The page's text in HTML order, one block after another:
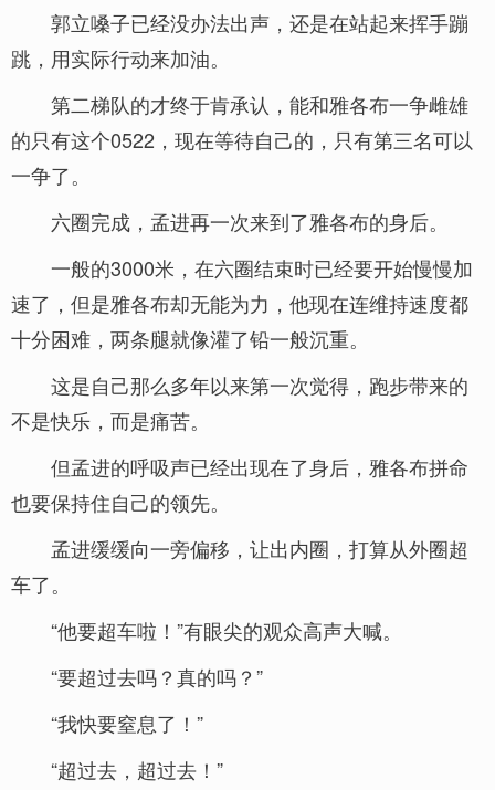
郭立嗓子已经没办法出声，还是在站起来挥手蹦
跳，用实际行动来加油。
第二梯队的才终于肯承认，能和雅各布一争雌雄
的只有这个0522，现在等待自己的，只有第三名可以
一争了。
六圈完成，孟进再一次来到了雅各布的身后。
一般的3000米，在六圈结束时已经要开始慢慢加
速了，但是雅各布却无能为力，他现在连维持速度都
十分困难，两条腿就像灌了铅一般沉重。
这是自己那么多年以来第一次觉得，跑步带来的
不是快乐，而是痛苦。
但孟进的呼吸声已经出现在了身后，雅各布拼命
也要保持住自己的领先。
孟进缓缓向一旁偏移，让出内圈，打算从外圈超
车了。
“他要超车啦！”有眼尖的观众高声大喊。
“要超过去吗？真的吗？”
“我快要窒息了！”
“超过去，超过去！”